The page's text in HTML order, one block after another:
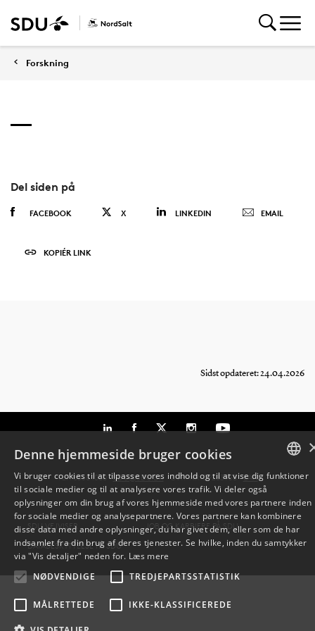
Forskning
Del siden på
FACEBOOK X LINKEDIN EMAIL
KOPIÉR LINK
Sidst opdateret: 24.04.2026
TLF: 6550 1000 ·SDU@SDU.DK· CVR-NR: 29283958 ·EAN
SDU VEJVISER
JOB OG KARRIERE PÅ SDU
DATABESKYTTELSE PÅ SDU
ENGLISH
Denne hjemmeside bruger cookies
Vi bruger cookies til at tilpasse vores indhold og til at vise dig funktioner
til sociale medier og til at analysere vores trafik. Vi deler også
oplysninger om din brug af vores hjemmeside med vores partnere inden
for sociale medier og analysepartnere. Vores partnere kan kombinere
disse data med andre oplysninger, du har givet dem, eller som de har
indsamlet fra din brug af deres tjenester. Se hvilke, inden du samtykker
via "Vis detaljer" neden for. Læs mere
NØDVENDIGE
TREDJEPARTSSTATISTIK
MÅLRETTEDE IKKE-KLASSIFICEREDE